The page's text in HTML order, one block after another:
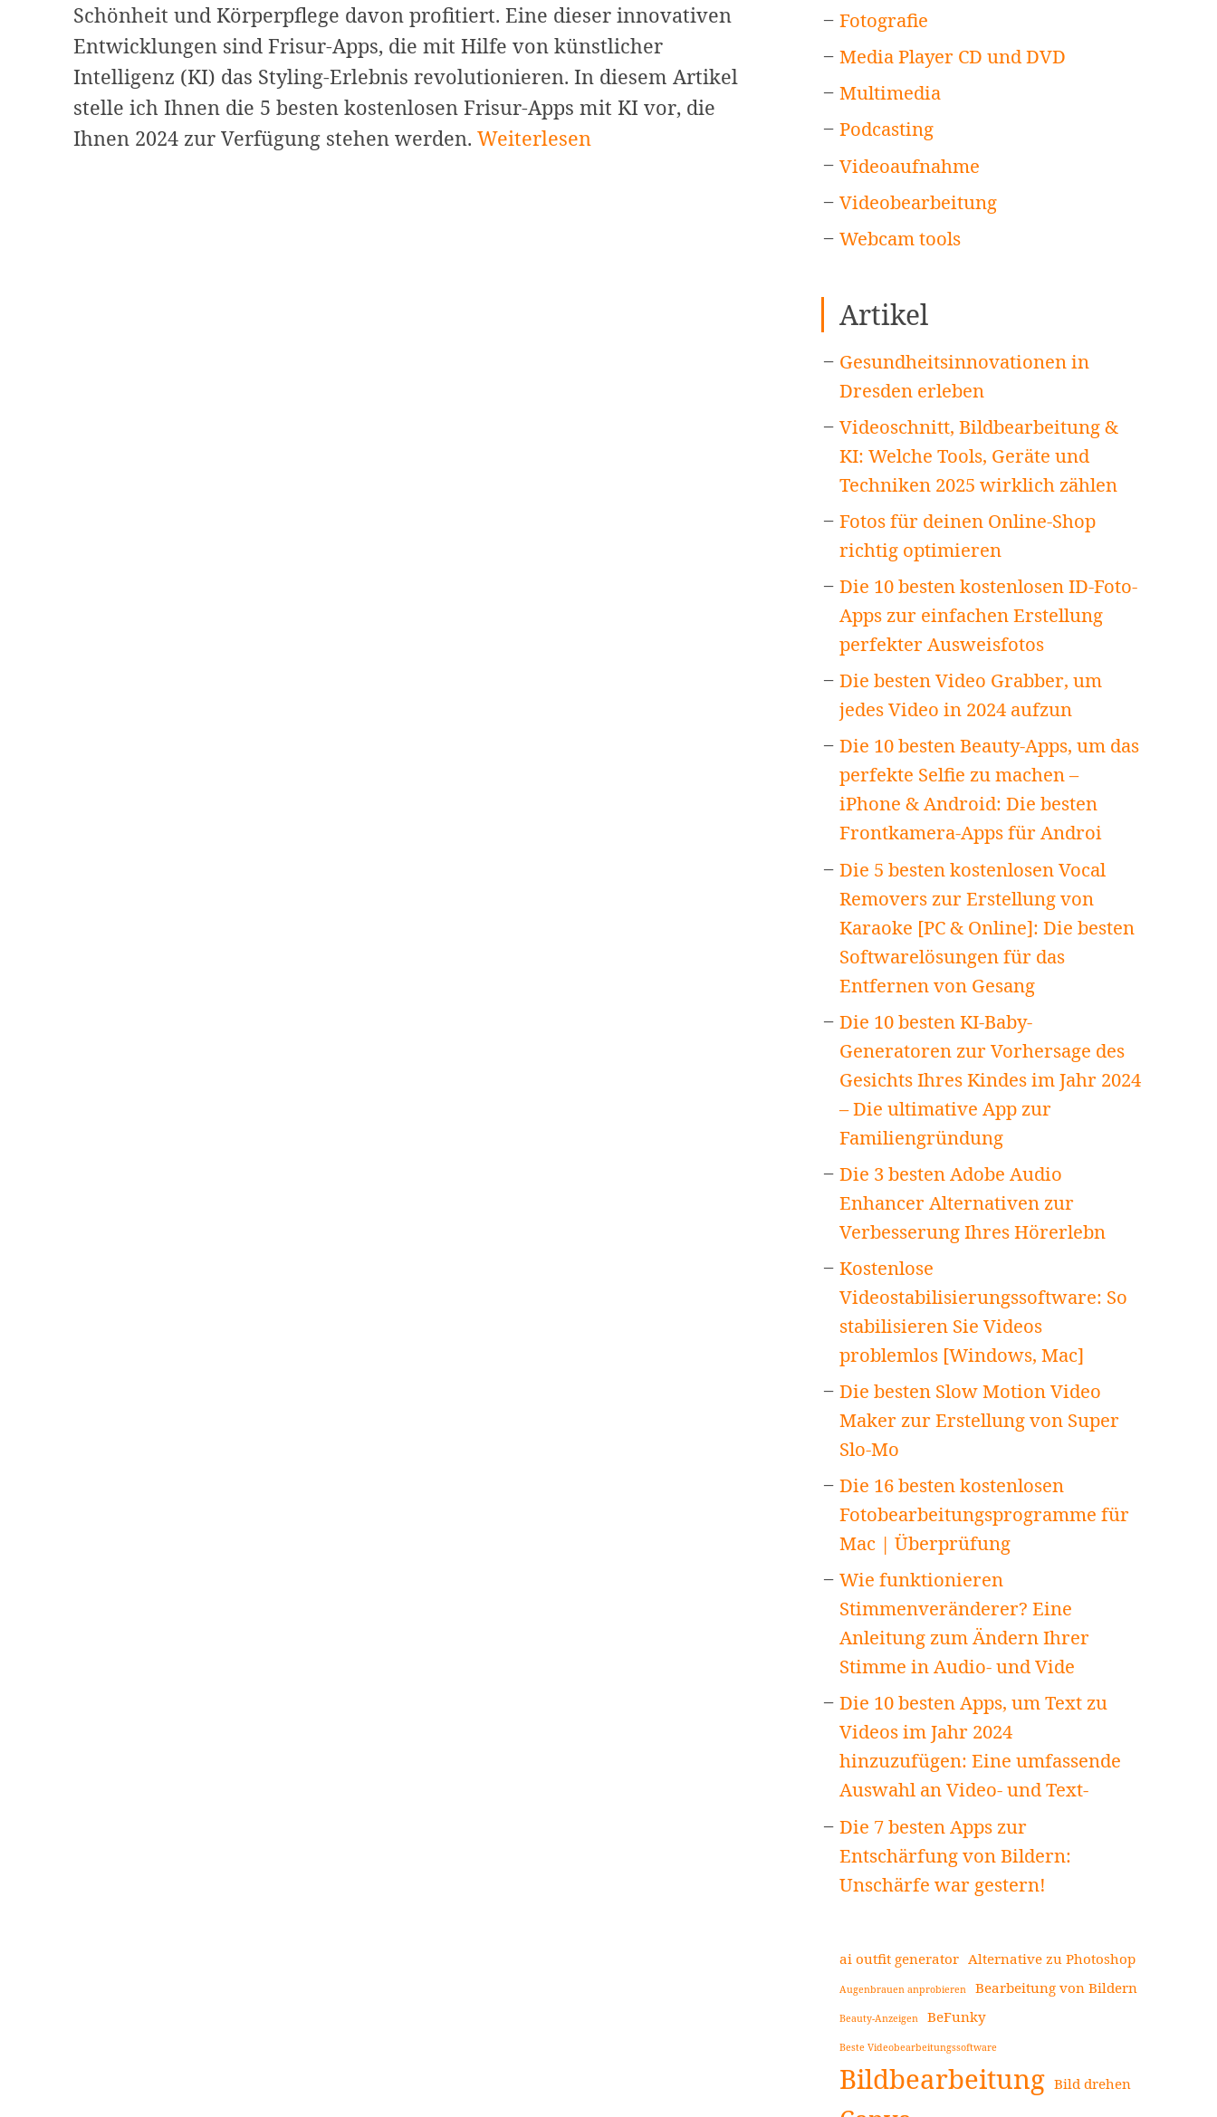
Schönheit und Körperpflege davon profitiert. Eine dieser innovativen
Entwicklungen sind Frisur-Apps, die mit Hilfe von künstlicher
Intelligenz (KI) das Styling-Erlebnis revolutionieren. In diesem Artikel
stelle ich Ihnen die 5 besten kostenlosen Frisur-Apps mit KI vor, die
Ihnen 2024 zur Verfügung stehen werden. Die
Weiterlesen
Fotografie
Media Player CD und DVD
Multimedia
Podcasting
Videoaufnahme
Videobearbeitung
Webcam tools
Artikel
Gesundheitsinnovationen in
Dresden erleben
Videoschnitt, Bildbearbeitung &
KI: Welche Tools, Geräte und
Techniken 2025 wirklich zählen
Fotos für deinen Online-Shop
richtig optimieren
Die 10 besten kostenlosen ID-Foto-
Apps zur einfachen Erstellung
perfekter Ausweisfotos
Die besten Video Grabber, um
jedes Video in 2024 aufzun
Die 10 besten Beauty-Apps, um das
perfekte Selfie zu machen –
iPhone & Android: Die besten
Frontkamera-Apps für Androi
Die 5 besten kostenlosen Vocal
Removers zur Erstellung von
Karaoke [PC & Online]: Die besten
Softwarelösungen für das
Entfernen von Gesang
Die 10 besten KI-Baby-
Generatoren zur Vorhersage des
Gesichts Ihres Kindes im Jahr 2024
– Die ultimative App zur
Familiengründung
Die 3 besten Adobe Audio
Enhancer Alternativen zur
Verbesserung Ihres Hörerlebn
Kostenlose
Videostabilisierungssoftware: So
stabilisieren Sie Videos
problemlos [Windows, Mac]
Die besten Slow Motion Video
Maker zur Erstellung von Super
Slo-Mo
Die 16 besten kostenlosen
Fotobearbeitungsprogramme für
Mac | Überprüfung
Wie funktionieren
Stimmenveränderer? Eine
Anleitung zum Ändern Ihrer
Stimme in Audio- und Vide
Die 10 besten Apps, um Text zu
Videos im Jahr 2024
hinzuzufügen: Eine umfassende
Auswahl an Video- und Text-
Die 7 besten Apps zur
Entschärfung von Bildern:
Unschärfe war gestern!
ai outfit generator Alternative zu Photoshop
Augenbrauen anprobieren Bearbeitung von Bildern
Beauty-Anzeigen BeFunky
Beste Videobearbeitungssoftware
Bildbearbeitung Bild drehen